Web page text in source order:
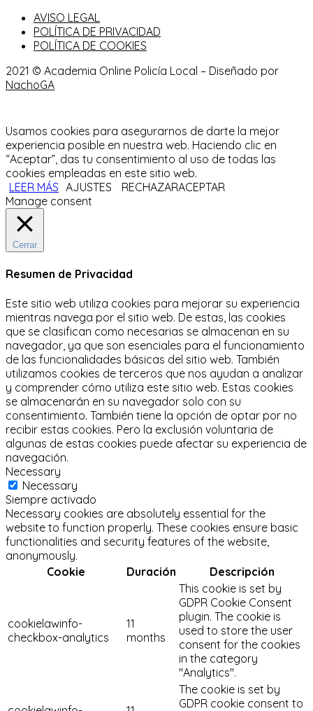
AVISO LEGAL
POLÍTICA DE PRIVACIDAD
POLÍTICA DE COOKIES
2021 © Academia Online Policía Local – Diseñado por
NachoGA
Usamos cookies para asegurarnos de darte la mejor
experiencia posible en nuestra web. Haciendo clic en
“Aceptar”, das tu consentimiento al uso de todas las
cookies empleadas en este sitio web.
LEER MÁS AJUSTES RECHAZARACEPTAR
Manage consent
Cerrar
Resumen de Privacidad
Este sitio web utiliza cookies para mejorar su experiencia
mientras navega por el sitio web. De estas, las cookies
que se clasifican como necesarias se almacenan en su
navegador, ya que son esenciales para el funcionamiento
de las funcionalidades básicas del sitio web. También
utilizamos cookies de terceros que nos ayudan a analizar
y comprender cómo utiliza este sitio web. Estas cookies
se almacenarán en su navegador solo con su
consentimiento. También tiene la opción de optar por no
recibir estas cookies. Pero la exclusión voluntaria de
algunas de estas cookies puede afectar su experiencia de
navegación.
Necessary
Necessary
Siempre activado
Necessary cookies are absolutely essential for the
website to function properly. These cookies ensure basic
functionalities and security features of the website,
anonymously.
Cookie
Duración Descripción
cookielawinfo-
checkbox-analytics
11
months
This cookie is set by
GDPR Cookie Consent
plugin. The cookie is
used to store the user
consent for the cookies
in the category
"Analytics".
The cookie is set by
GDPR cookie consent to